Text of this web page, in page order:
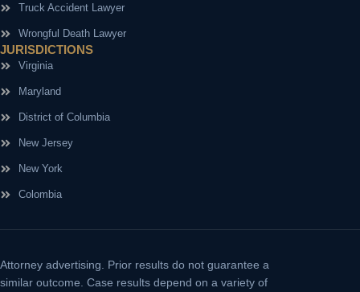
Truck Accident Lawyer
Wrongful Death Lawyer
JURISDICTIONS
Virginia
Maryland
District of Columbia
New Jersey
New York
Colombia
Attorney advertising.
Prior results do not guarantee a
similar outcome. Case results depend on a variety of